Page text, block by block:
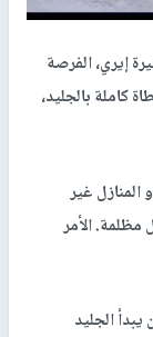
إيري، الفرصة
كاملة بالجليد،
8 سنوات: "تبدو المنازل غير
مظلمة. الأمر
الجليد